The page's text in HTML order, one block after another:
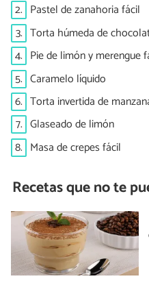
2. Pastel de zanahoria fácil
3. Torta húmeda de
4. Pie de limón y merengue
5. Caramelo líquido
6. Torta invertida de
7. Glaseado de limón
8. Masa de crepes fácil
Recetas que no te